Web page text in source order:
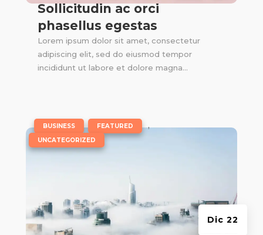
Sollicitudin ac orci
phasellus egestas
Lorem ipsum dolor sit amet, consectetur
adipiscing elit, sed do eiusmod tempor
incididunt ut labore et dolore magna...
Dic 22
BUSINESS FEATURED ,
UNCATEGORIZED